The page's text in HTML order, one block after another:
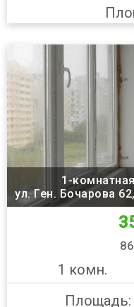
1-
ул. Ген. Бочарова
1 комн.
Площадь: